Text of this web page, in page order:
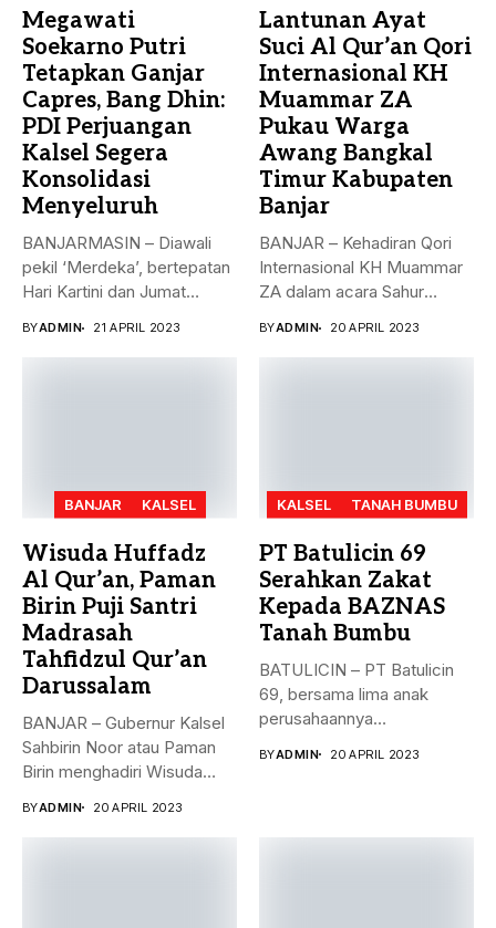
Megawati
Soekarno Putri
Tetapkan Ganjar
Capres, Bang Dhin:
PDI Perjuangan
Kalsel Segera
Konsolidasi
Menyeluruh
BANJARMASIN – Diawali
pekil ‘Merdeka’, bertepatan
Hari Kartini dan Jumat
BYADMIN 21 APRIL 2023
Lantunan Ayat
Suci Al Qur’an Qori
Internasional KH
Muammar ZA
Pukau Warga
Awang Bangkal
Timur Kabupaten
Banjar
BANJAR – Kehadiran Qori
Internasional KH Muammar
ZA dalam acara Sahur
BYADMIN 20 APRIL 2023
BANJAR KALSEL
Wisuda Huffadz
Al Qur’an, Paman
Birin Puji Santri
Madrasah
Tahfidzul Qur’an
Darussalam
BANJAR – Gubernur Kalsel
Sahbirin Noor atau Paman
Birin menghadiri Wisuda
BYADMIN 20 APRIL 2023
KALSEL TANAH BUMBU
PT Batulicin 69
Serahkan Zakat
Kepada BAZNAS
Tanah Bumbu
BATULICIN – PT Batulicin
69, bersama lima anak
perusahaannya
BYADMIN 20 APRIL 2023